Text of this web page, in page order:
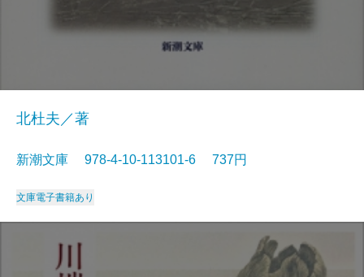
北杜夫／著
新潮文庫 978-4-10-113101-6 737円
文庫電子書籍あり